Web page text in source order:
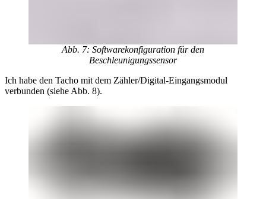
Abb. 7: Softwarekonfiguration für den
Beschleunigungssensor
Ich habe den Tacho mit dem Zähler/Digital-Eingangsmodul
verbunden (siehe Abb. 8).